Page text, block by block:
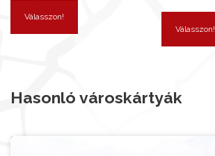
Válasszon!
Válasszon!
Hasonló városkártyák